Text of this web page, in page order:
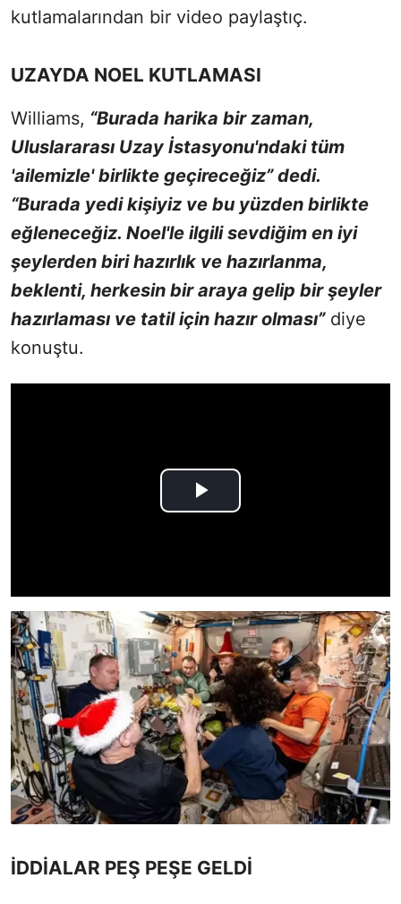
kutlamalarından bir video paylaştıç.
UZAYDA NOEL KUTLAMASI
Williams, “Burada harika bir zaman,
Uluslararası Uzay İstasyonu'ndaki tüm
'ailemizle' birlikte geçireceğiz” dedi.
“Burada yedi kişiyiz ve bu yüzden birlikte
eğleneceğiz. Noel'le ilgili sevdiğim en iyi
şeylerden biri hazırlık ve hazırlanma,
beklenti, herkesin bir araya gelip bir şeyler
hazırlaması ve tatil için hazır olması”diye
konuştu.
İDDİALAR PEŞ PEŞE GELDİ